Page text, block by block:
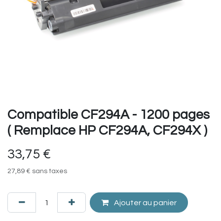
Compatible CF294A - 1200 pages
( Remplace HP CF294A, CF294X )
33,75 €
27,89 € sans taxes
Ajouter au panier